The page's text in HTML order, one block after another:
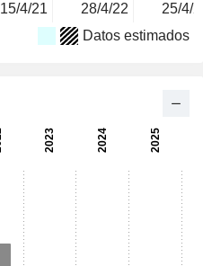
15/4/21 28/4/22 25/4/
Datos estimados